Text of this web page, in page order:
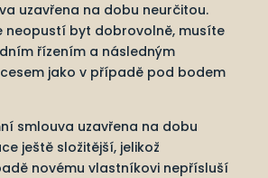
uzavřena na dobu neurčitou.
neopustí byt dobrovolně, musíte
řízením a následným
jako v případě pod bodem
smlouva uzavřena na dobu
ještě složitější, jelikož
novému vlastníkovi nepřísluší